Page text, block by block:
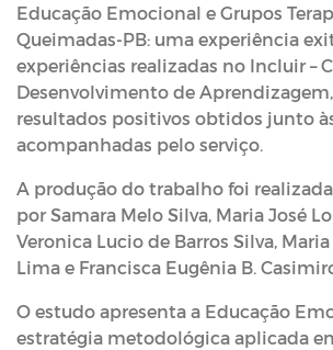
Educação Emocional e Grupos
Queimadas-PB: uma experiência
experiências realizadas no Incluir –
Desenvolvimento de
resultados positivos obtidos junto
acompanhadas pelo serviço.
A produção do trabalho foi
por Samara Melo Silva, Maria José
Veronica Lucio de Barros Silva, Maria
Lima e Francisca Eugênia B.
O estudo apresenta a Educação
estratégia metodológica aplicada